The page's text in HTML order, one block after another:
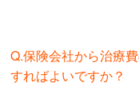
Q.保険会社から治療
すればよいですか？